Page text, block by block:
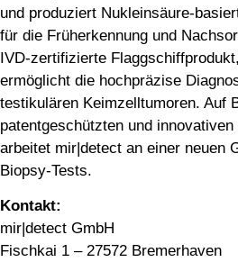
und produziert Nukleinsäure-
für die Früherkennung und
IVD-zertifizierte
ermöglicht die hochpräzise
testikulären Keimzelltumoren. Auf
patentgeschützten und innovativen
arbeitet mir|detect an einer neuen
Biopsy-Tests.
Kontakt:
mir|detect GmbH
Fischkai 1 – 27572 Bremerhaven